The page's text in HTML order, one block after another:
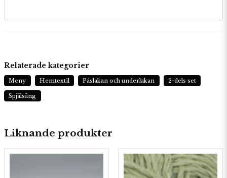
Liknande produkter
Relaterade kategorier
Meny Hemtextil Påslakan och underlakan 2-dels set
Spjälsäng